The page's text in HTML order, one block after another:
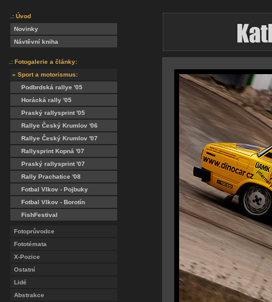
.: Úvod
Novinky
Návtěvní kniha
.: Fotogalerie a články:
» Sport a motorismus:
Podbrdská rallye '05
Horácká rally '05
Praský rallysprint '05
Rallye Český Krumlov '06
Rallye Český Krumlov '07
Rallysprint Kopná '07
Praský rallysprint '07
Rally Prachatice '08
Fotbal Vlkov - Pojbuky
Fotbal Vlkov - Borotín
FishFestival
Fotoprůvodce
Fototémata
X-Pozice
Ostatní
Lidé
Abstrakce